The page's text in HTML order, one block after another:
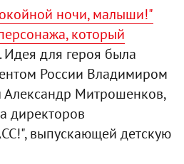
ночи, малыши!"
который
Идея для героя была
России Владимиром
Александр Митрошенков,
директоров
выпускающей детскую